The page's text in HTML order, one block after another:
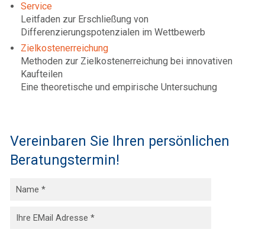
Service
Leitfaden zur Erschließung von
Differenzierungspotenzialen im Wettbewerb
Zielkostenerreichung
Methoden zur Zielkostenerreichung bei innovativen
Kaufteilen
Eine theoretische und empirische Untersuchung
Vereinbaren Sie Ihren persönlichen
Beratungstermin!